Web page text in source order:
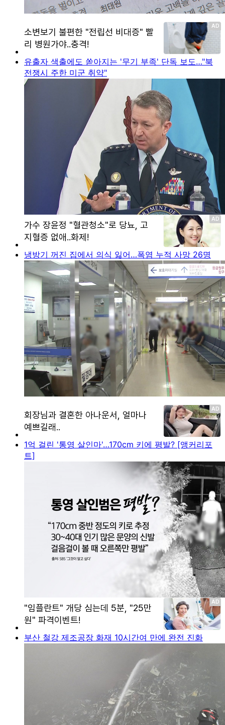
유출자 색출에도 쏟아지는 '무기 부족' 단독 보도…"북
전쟁시 주한 미군 취약"
냉방기 꺼진 집에서 의식 잃어…폭염 누적 사망 26명
1억 걸린 '통영 살인마'…170cm 키에 평발? [앵커리포
트]
부산 철강 제조공장 화재 10시간여 만에 완전 진화